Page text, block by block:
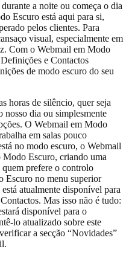
a noite ou começa o dia
Escuro está aqui para si,
pelos clientes. Para
visual, especialmente em
Com o Webmail em Modo
e Contactos
de modo escuro do seu
horas de silêncio, quer seja
nosso dia ou simplesmente
O Webmail em Modo
em salas pouco
no modo escuro, o Webmail
Modo Escuro, criando uma
prefere o controlo
Escuro no menu superior
atualmente disponível para
Mas isso não é tudo:
disponível para o
lo atualizado sobre este
a secção “Novidades”